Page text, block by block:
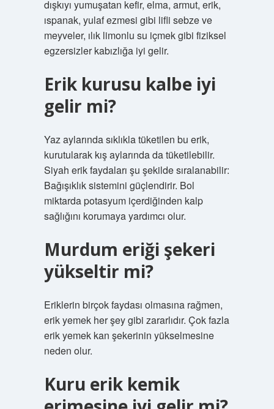
dışkıyı yumuşatan kefir, elma, armut, erik,
ıspanak, yulaf ezmesi gibi lifli sebze ve
meyveler, ılık limonlu su içmek gibi fiziksel
egzersizler kabızlığa iyi gelir.
Erik kurusu kalbe iyi
gelir mi?
Yaz aylarında sıklıkla tüketilen bu erik,
kurutularak kış aylarında da tüketilebilir.
Siyah erik faydaları şu şekilde sıralanabilir:
Bağışıklık sistemini güçlendirir. Bol
miktarda potasyum içerdiğinden kalp
sağlığını korumaya yardımcı olur.
Murdum eriği şekeri
yükseltir mi?
Eriklerin birçok faydası olmasına rağmen,
erik yemek her şey gibi zararlıdır. Çok fazla
erik yemek kan şekerinin yükselmesine
neden olur.
Kuru erik kemik